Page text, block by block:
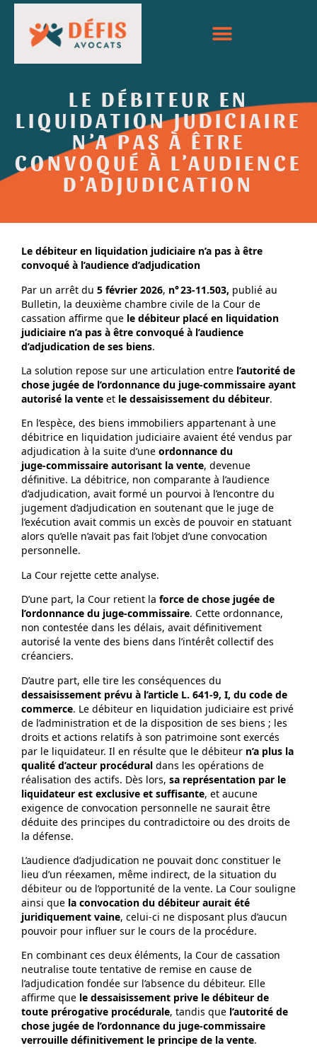
LE DÉBITEUR EN
LIQUIDATION JUDICIAIRE
N’A PAS À ÊTRE
CONVOQUÉ À L’AUDIENCE
D’ADJUDICATION
Le débiteur en liquidation judiciaire n’a pas à être
convoqué à l’audience d’adjudication
Par un arrêt du 5 février 2026, n°23‑11.503, publié au
Bulletin, la deuxième chambre civile de la Cour de
cassation affirme que le débiteur placé en liquidation
judiciaire n’a pas à être convoqué à l’audience
d’adjudication de ses biens.
La solution repose sur une articulation entre l’autorité de
chose jugée de l’ordonnance du juge‑commissaire ayant
autorisé la vente et le dessaisissement du débiteur.
En l’espèce, des biens immobiliers appartenant à une
débitrice en liquidation judiciaire avaient été vendus par
adjudication à la suite d’une ordonnance du
juge‑commissaire autorisant la vente, devenue
définitive. La débitrice, non comparante à l’audience
d’adjudication, avait formé un pourvoi à l’encontre du
jugement d’adjudication en soutenant que le juge de
l’exécution avait commis un excès de pouvoir en statuant
alors qu’elle n’avait pas fait l’objet d’une convocation
personnelle.
La Cour rejette cette analyse.
D’une part, la Cour retient la force de chose jugée de
l’ordonnance du juge‑commissaire. Cette ordonnance,
non contestée dans les délais, avait définitivement
autorisé la vente des biens dans l’intérêt collectif des
créanciers.
D’autre part, elle tire les conséquences du
dessaisissement prévu à l’article L. 641‑9, I, du code de
commerce. Le débiteur en liquidation judiciaire est privé
de l’administration et de la disposition de ses biens ; les
droits et actions relatifs à son patrimoine sont exercés
par le liquidateur. Il en résulte que le débiteur n’a plus la
qualité d’acteur procédural dans les opérations de
réalisation des actifs. Dès lors, sa représentation par le
liquidateur est exclusive et suffisante, et aucune
exigence de convocation personnelle ne saurait être
déduite des principes du contradictoire ou des droits de
la défense.
L’audience d’adjudication ne pouvait donc constituer le
lieu d’un réexamen, même indirect, de la situation du
débiteur ou de l’opportunité de la vente. La Cour souligne
ainsi que la convocation du débiteur aurait été
juridiquement vaine, celui‑ci ne disposant plus d’aucun
pouvoir pour influer sur le cours de la procédure.
En combinant ces deux éléments, la Cour de cassation
neutralise toute tentative de remise en cause de
l’adjudication fondée sur l’absence du débiteur. Elle
affirme que le dessaisissement prive le débiteur de
toute prérogative procédurale, tandis que l’autorité de
chose jugée de l’ordonnance du juge‑commissaire
verrouille définitivement le principe de la vente.